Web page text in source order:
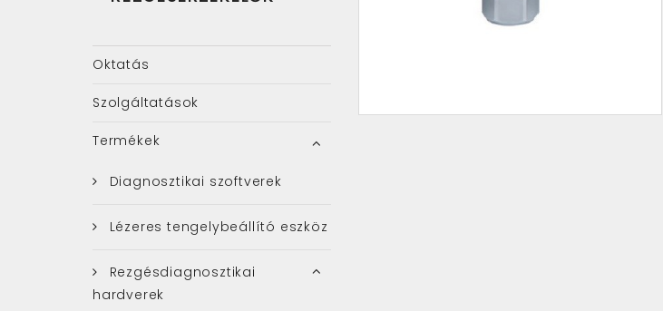
Oktatás
Szolgáltatások
Termékek
Diagnosztikai szoftverek
Lézeres tengelybeállító eszköz
Rezgésdiagnosztikai
hardverek